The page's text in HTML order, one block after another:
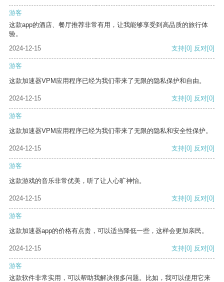
游客
这款app的酒店、餐厅推荐非常有用，让我能够享受到高品质的旅行体
验。
2024-12-15
支持[0] 反对[0]
游客
这款加速器VPM应用程序已经为我们带来了无限的隐私保护和自由。
2024-12-15 支持[0] 反对[0]
游客
这款加速器VPM应用程序已经为我们带来了无限的隐私和安全性保护。
2024-12-15 支持[0] 反对[0]
游客
这款游戏的音乐非常优美，听了让人心旷神怡。
2024-12-15 支持[0] 反对[0]
游客
这款加速器app的价格有点贵，可以适当降低一些，这样会更加亲民。
2024-12-15 支持[0] 反对[0]
游客
这款软件非常实用，可以帮助我解决很多问题。比如，我可以使用它来